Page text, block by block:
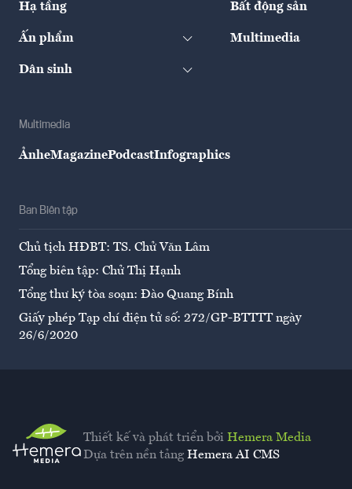
Hạ tầng Bất động sản
Ấn phẩm Multimedia
Dân sinh
Multimedia
ẢnheMagazinePodcastInfographics
Ban Biên tập
Chủ tịch HĐBT: TS. Chử Văn Lâm
Tổng biên tập: Chử Thị Hạnh
Tổng thư ký tòa soạn: Đào Quang Bính
Giấy phép Tạp chí điện tử số: 272/GP-BTTTT ngày
26/6/2020
Thiết kế và phát triển bởi Hemera Media
Dựa trên nền tảng Hemera AI CMS